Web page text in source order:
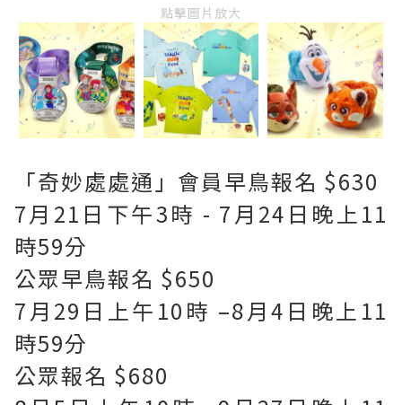
點擊圖片放大
「奇妙處處通」會員早鳥報名 $630
7月21日下午3時 - 7月24日晚上11
時59分
公眾早鳥報名 $650
7月29日上午10時 –8月4日晚上11
時59分
公眾報名 $680